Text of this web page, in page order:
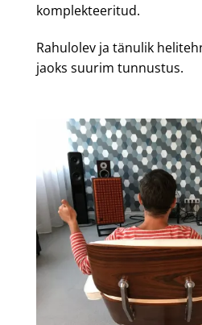
komplekteeritud.
Rahulolev ja tänulik
jaoks suurim tunnustus.